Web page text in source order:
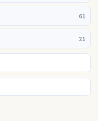
61
21